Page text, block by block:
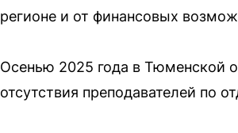
регионе и от финансовых
Осенью 2025 года в Тюменской
отсутствия преподавателей по